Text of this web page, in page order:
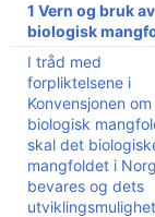
1 Vern og bruk av
biologisk
I tråd med
forpliktelsene i
Konvensjonen om
biologisk
skal det
mangfoldet i
bevares og dets